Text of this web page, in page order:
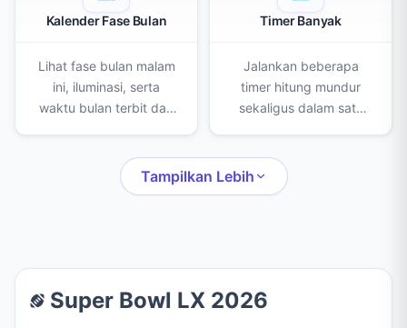
Super Bowl LX 2026
Kalender Fase Bulan
Lihat fase bulan malam
ini, iluminasi, serta
waktu bulan terbit dan
kalender bulanan dan
jadwal Bulan Baru serta
Timer Banyak
Jalankan beberapa
timer hitung mundur
sekaligus dalam satu
timer untuk memasak,
olahraga, belajar, atau
Tampilkan Lebih